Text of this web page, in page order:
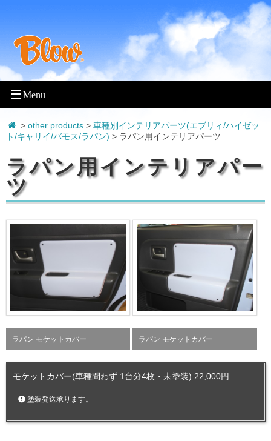
> other products> 車種別インテリアパーツ(エブリィ/ハイゼッ
ト/キャリイ/バモス/ラパン) > ラパン用インテリアパーツ
ラパン用インテリアパー
ツ
ラパン モケットカバー ラパン モケットカバー
モケットカバー(車種問わず 1台分4枚・未塗装) 22,000円
塗装発送承ります。